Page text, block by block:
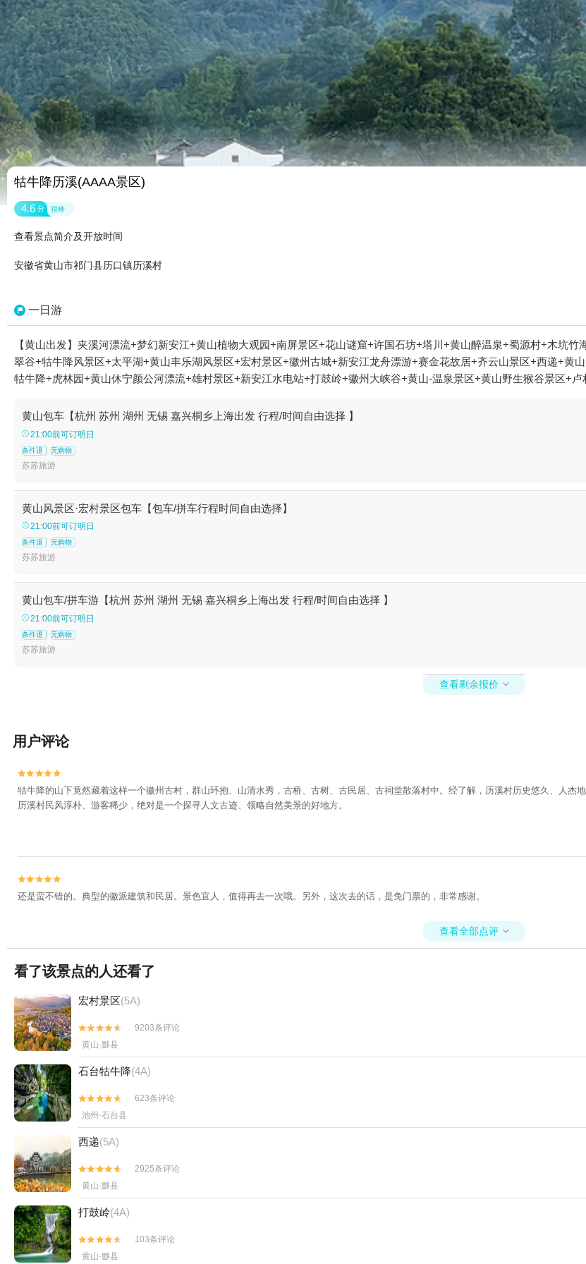
牯牛降历溪(AAAA景区)
4.6 分 很棒
查看景点简介及开放时间
安徽省黄山市祁门县历口镇历溪村
一日游
【黄山出发】夹溪河漂流+梦幻新安江+黄山植物大观园+南屏景区+花山谜窟+许国石坊+塔川+黄山醉温泉+蜀源村+木坑
翠谷+牯牛降风景区+太平湖+黄山丰乐湖风景区+宏村景区+徽州古城+新安江龙舟漂游+赛金花故居+齐云山景区+西递+黄
牯牛降+虎林园+黄山休宁颜公河漂流+雄村景区+新安江水电站+打鼓岭+徽州大峡谷+黄山-温泉景区+黄山野生猴谷景区+
湾风景区+新安江塔坑三口柑橘园+新安江水世界+新安江国画长廊游船+棠樾牌坊群鲍家花园+北京D-life礼堂+寒武纪石林
+阳产土楼+黄山风景区太平索道+黄山白云宾馆+黄山北海宾馆+黄山本地玩乐+黄山狮林大酒店+黄山喜乐汇演出+黎阳水
情水世界+黄山宏村国际滑翔伞基地+太平湖峡谷漂流+宏村-画桥+新安江景区《江清月近人》实景演艺+西汉广德王国古都
园+稽灵山欢乐世界+五溪山大峡谷+黄山宏村国际滑翔伞基地(宏村大同动力伞基地)+新安江+梦幻新安江夜游码头+西递
黄山包车【杭州 苏州 湖州 无锡 嘉兴桐乡上海出发 行程/时间自由选择 】
21:00前可订明日
条件退 无购物
苏苏旅游
黄山风景区·宏村景区包车【包车/拼车行程时间自由选择】
21:00前可订明日
条件退 无购物
苏苏旅游
黄山包车/拼车游【杭州 苏州 湖州 无锡 嘉兴桐乡上海出发 行程/时间自由选择 】
21:00前可订明日
条件退 无购物
苏苏旅游
查看剩余报价 
用户评论


牯牛降的山下竟然藏着这样一个徽州古村，群山环抱、山清水秀，古桥、古树、古民居、古祠堂散落村中。经了解，历溪村历史悠久、人杰
历溪村民风淳朴、游客稀少，绝对是一个探寻人文古迹、领略自然美景的好地方。


还是蛮不错的。典型的徽派建筑和民居。景色宜人，值得再去一次哦。另外，这次去的话，是免门票的，非常感谢。
查看全部点评 
看了该景点的人还看了
宏村景区(5A)


9203条评论
黄山·黟县
石台牯牛降(4A)


623条评论
池州·石台县
西递(5A)


2925条评论
黄山·黟县
打鼓岭(4A)


103条评论
黄山·黟县